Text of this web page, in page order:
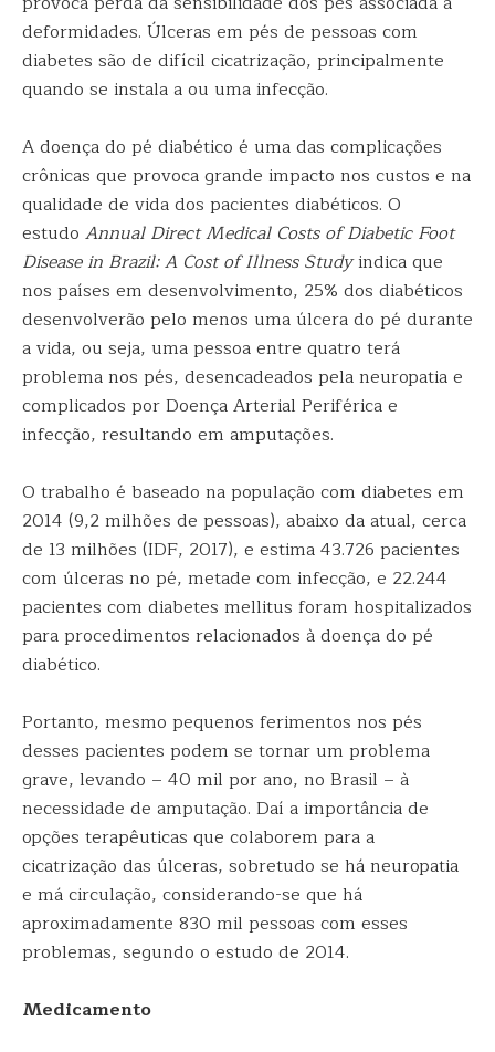
deformidades. Úlceras em pés de pessoas com
diabetes são de difícil cicatrização, principalmente
quando se instala a ou uma infecção.
A doença do pé diabético é uma das complicações
crônicas que provoca grande impacto nos custos e na
qualidade de vida dos pacientes diabéticos. O
estudo Annual Direct Medical Costs of Diabetic Foot
Disease in Brazil: A Cost of Illness Studyindica que
nos países em desenvolvimento, 25% dos diabéticos
desenvolverão pelo menos uma úlcera do pé durante
a vida, ou seja, uma pessoa entre quatro terá
problema nos pés, desencadeados pela neuropatia e
complicados por Doença Arterial Periférica e
infecção, resultando em amputações.
O trabalho é baseado na população com diabetes em
2014 (9,2 milhões de pessoas), abaixo da atual, cerca
de 13 milhões (IDF, 2017), e estima 43.726 pacientes
com úlceras no pé, metade com infecção, e 22.244
pacientes com diabetes mellitus foram hospitalizados
para procedimentos relacionados à doença do pé
diabético.
Portanto, mesmo pequenos ferimentos nos pés
desses pacientes podem se tornar um problema
grave, levando – 40 mil por ano, no Brasil – à
necessidade de amputação. Daí a importância de
opções terapêuticas que colaborem para a
cicatrização das úlceras, sobretudo se há neuropatia
e má circulação, considerando-se que há
aproximadamente 830 mil pessoas com esses
problemas, segundo o estudo de 2014.
Medicamento